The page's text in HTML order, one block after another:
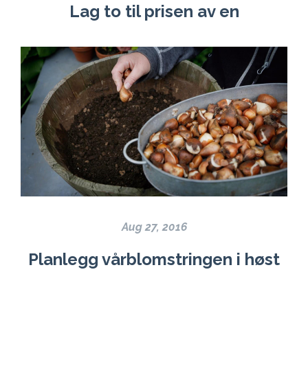
Lag to til prisen av en
Aug 27, 2016
Planlegg vårblomstringen i høst